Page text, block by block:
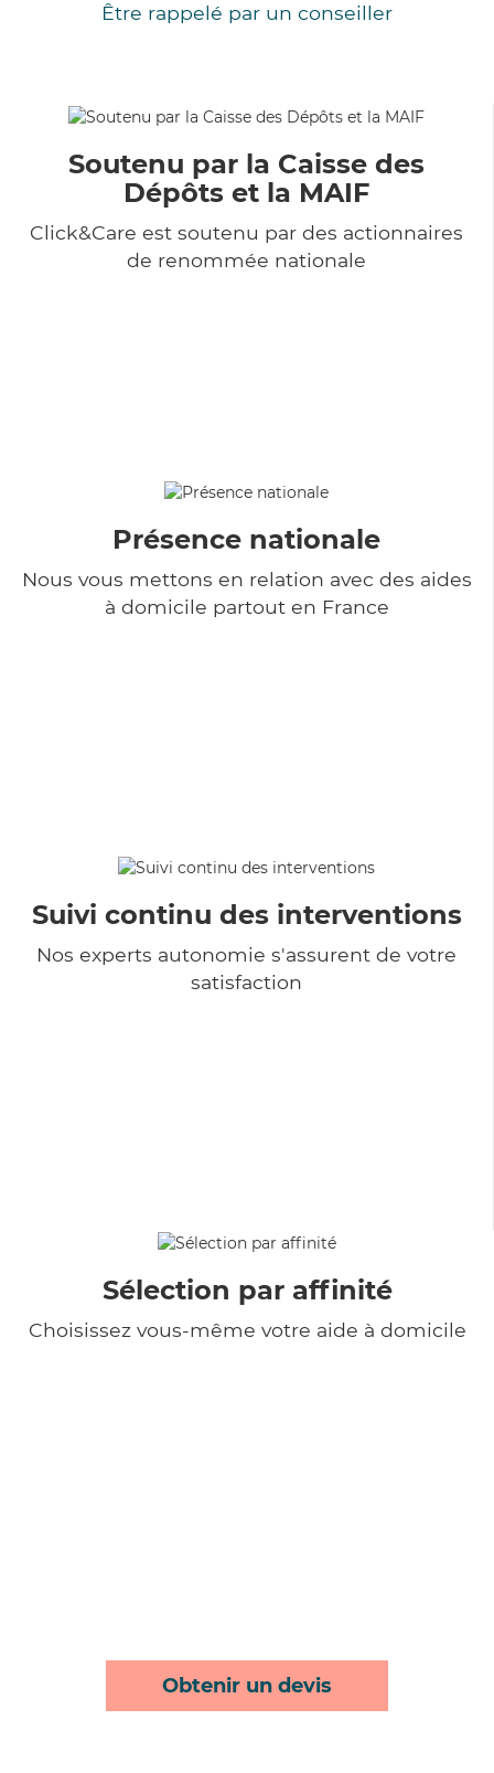
Être rappelé par un conseiller
Soutenu par la Caisse des
Dépôts et la MAIF
Click&Care est soutenu par des actionnaires
de renommée nationale
Présence nationale
Nous vous mettons en relation avec des aides
à domicile partout en France
Suivi continu des interventions
Nos experts autonomie s'assurent de votre
satisfaction
Sélection par affinité
Choisissez vous-même votre aide à domicile
Obtenir un devis